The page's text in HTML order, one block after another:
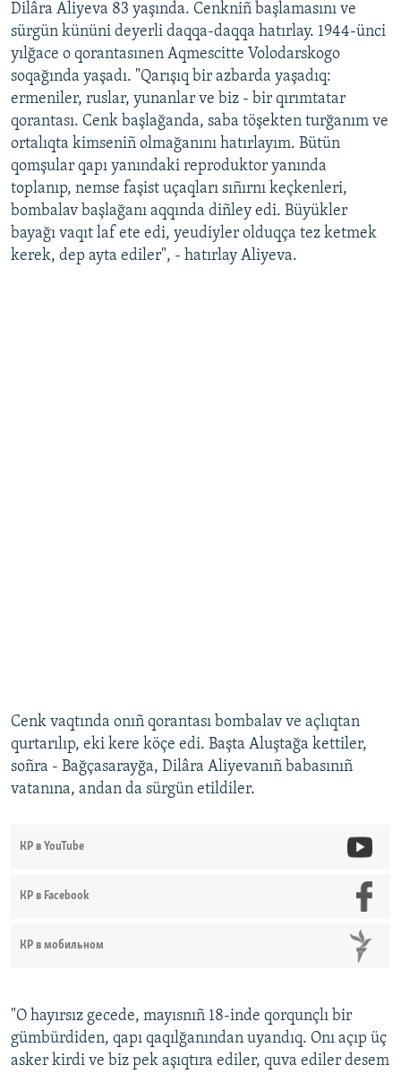
Dilâra Aliyeva 83 yaşında. Cenkniñ başlamasını ve
sürgün kününi deyerli daqqa-daqqa hatırlay. 1944-ünci
yılğace o qorantasınen Aqmescitte Volodarskogo
soqağında yaşadı. "Qarışıq bir azbarda yaşadıq:
ermeniler, ruslar, yunanlar ve biz - bir qırımtatar
qorantası. Cenk başlağanda, saba töşekten turğanım ve
ortalıqta kimseniñ olmağanını hatırlayım. Bütün
qomşular qapı yanındaki reproduktor yanında
toplanıp, nemse faşist uçaqları sıñırnı keçkenleri,
bombalav başlağanı aqqında diñley edi. Büyükler
bayağı vaqıt laf ete edi, yeudiyler olduqça tez ketmek
kerek, dep ayta ediler", - hatırlay Aliyeva.
Cenk vaqtında onıñ qorantası bombalav ve açlıqtan
qurtarılıp, eki kere köçe edi. Başta Aluştağa kettiler,
soñra - Bağçasarayğa, Dilâra Aliyevanıñ babasınıñ
vatanına, andan da sürgün etildiler.
КР в YouTube
КР в Facebook
КР в мобильном
"O hayırsız gecede, mayısnıñ 18-inde qorqunçlı bir
gümbürdiden, qapı qaqılğanından uyandıq. Onı açıp üç
asker kirdi ve biz pek aşıqtıra ediler, quva ediler desem